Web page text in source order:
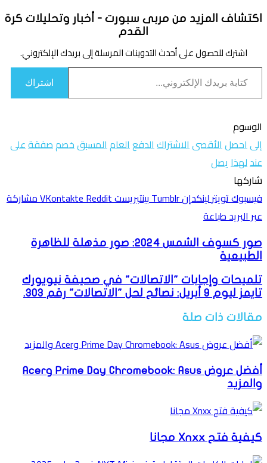
اكتشاف المزيد من مربى سبورت - أخبار وتحليلات كرة
القدم
اشترك للحصول على أحدث التدوينات المرسلة إلى بريدك الإلكتروني.
كتابة بريدك الإلكتروني...
اشتراك
الوسوم
إلىاحصلالأقصىالاشتراكالدفعالعامالمسبقخصمصفقةعلى
عندلهذا يصل
فيسبوك
تويتر
لينكدإن
بينتيريست
واتساب
شاركها
فيسبوكتويترلينكدإن بينتيريست
مشاركة
عبر البريدطباعة
صور كسوف الشمس 2024: صور مذهلة للظاهرة
الطبيعية
تلميحات وإجابات "الاتصالات" في صحيفة نيويورك
تايمز ليوم 9 أبريل: نصائح لحل "الاتصالات" رقم 303.
مقالات ذات صلة
أفضل عروض Prime Day Chromebook: Asus وAcer
والمزيد
كيفية فتح Xnxx مجانا